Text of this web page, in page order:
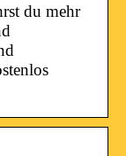
du mehr